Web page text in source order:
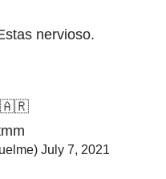
nervioso.
🇦🇷
July 7, 2021